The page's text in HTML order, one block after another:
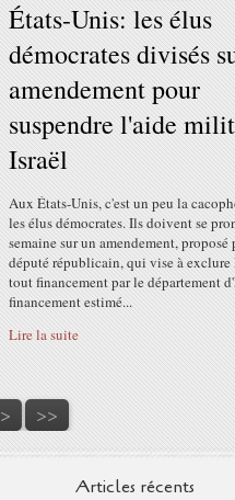
États-Unis: les élus
démocrates divisés
amendement pour
suspendre l'aide
Israël
Aux États-Unis, c'est un peu la
les élus démocrates. Ils doivent se
semaine sur un amendement, proposé
député républicain, qui vise à exclure
tout financement par le département
financement estimé...
Lire la suite
20
30
40
50
60
70
80
90
100
200
300
400
500
600
> >>
Articles récents